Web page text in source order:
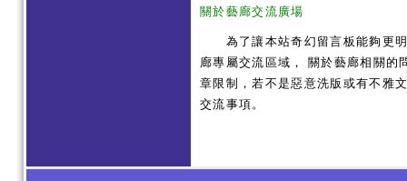
關於藝廊交流廣場
為了讓本站奇幻留言板能夠更明
廊專屬交流區域， 關於藝廊相關的
章限制，若不是惡意洗版或有不雅
交流事項。